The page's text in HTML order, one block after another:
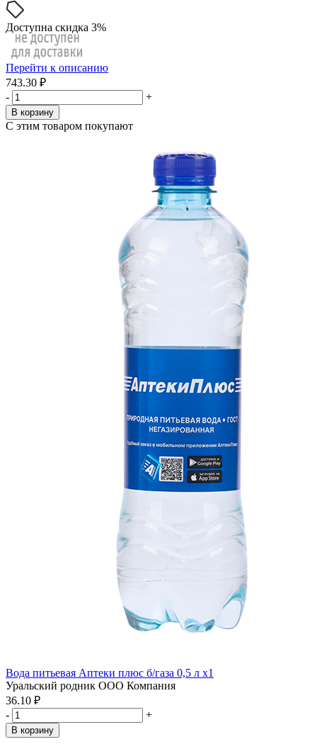
Доступна скидка 3%
Перейти к описанию
743.30 ₽
-
+
В корзину
С этим товаром покупают
Вода питьевая Аптеки плюс б/газа 0,5 л x1
Уральский родник ООО Компания
36.10 ₽
-
+
В корзину